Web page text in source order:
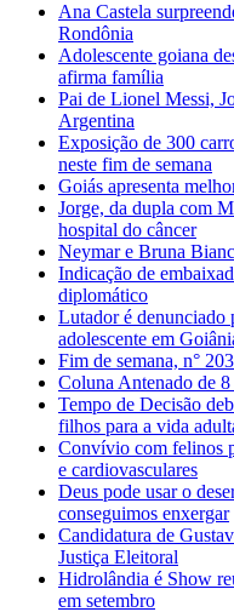
Ana Castela
Rondônia
Adolescente goiana
afirma família
Pai de Lionel Messi,
Argentina
Exposição de 300
neste fim de semana
Goiás apresenta
Jorge, da dupla com
hospital do câncer
Neymar e Bruna
Indicação de
diplomático
Lutador é denunciado
adolescente em
Fim de semana, n°
Coluna Antenado de
Tempo de Decisão
filhos para a vida
Convívio com felinos
e cardiovasculares
Deus pode usar o
conseguimos enxergar
Candidatura de
Justiça Eleitoral
Hidrolândia é Show
em setembro